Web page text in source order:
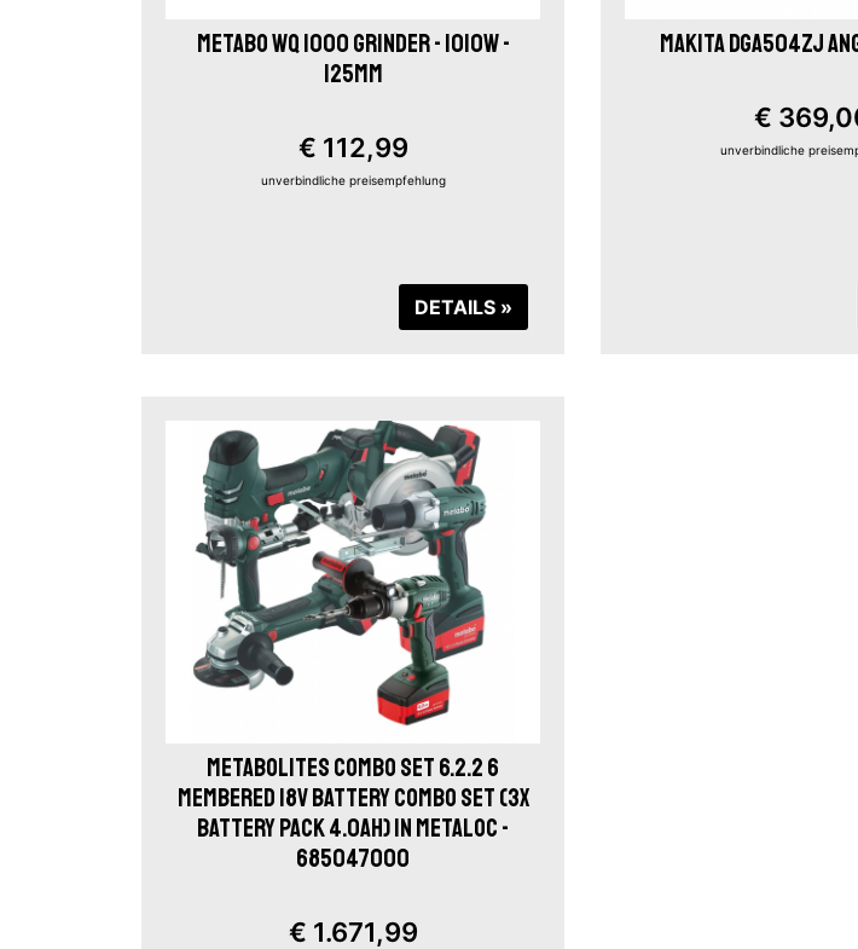
METABO WQ 1000 GRINDER - 1010W -
125MM
€ 112,99
unverbindliche preisempfehlung
DETAILS »
MAKITA DGA504ZJ
€
unverbindliche
METABOLITES COMBO SET 6.2.2 6
MEMBERED 18V BATTERY COMBO SET (3X
BATTERY PACK 4.0AH) IN METALOC -
685047000
€ 1.671,99